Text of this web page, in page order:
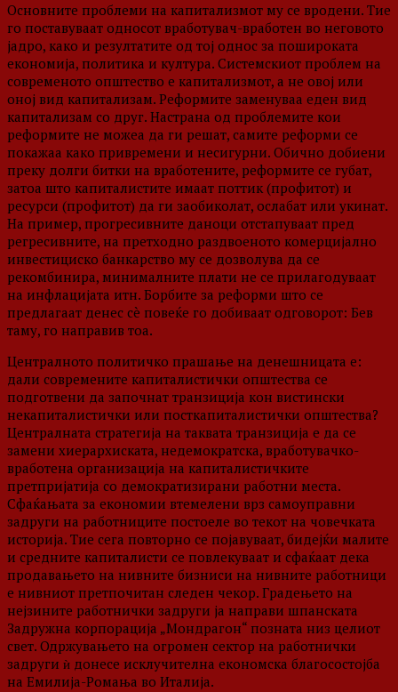
Основните проблеми на капитализмот му се вродени. Тие
го поставуваат односот вработувач-вработен во неговото
јадро, како и резултатите од тој однос за пошироката
економија, политика и култура. Системскиот проблем на
современото општество е капитализмот, а не овој или
оној вид капитализам. Реформите заменуваа еден вид
капитализам со друг. Настрана од проблемите кои
реформите не можеа да ги решат, самите реформи се
покажаа како привремени и несигурни. Обично добиени
преку долги битки на вработените, реформите се губат,
затоа што капиталистите имаат поттик (профитот) и
ресурси (профитот) да ги заобиколат, ослабат или укинат.
На пример, прогресивните даноци отстапуваат пред
регресивните, на претходно раздвоеното комерцијално
инвестициско банкарство му се дозволува да се
рекомбинира, минималните плати не се прилагодуваат
на инфлацијата итн. Борбите за реформи што се
предлагаат денес сè повеќе го добиваат одговорот: Бев
таму, го направив тоа.
Централното политичко прашање на денешницата е:
дали современите капиталистички општества се
подготвени да започнат транзиција кон вистински
некапиталистички или посткапиталистички општества?
Централната стратегија на таквата транзиција е да се
замени хиерархиската, недемократска, вработувачко-
вработена организација на капиталистичките
претпријатија со демократизирани работни места.
Сфаќањата за економии втемелени врз самоуправни
задруги на работниците постоеле во текот на човечката
историја. Тие сега повторно се појавуваат, бидејќи малите
и средните капиталисти се повлекуваат и сфаќаат дека
продавањето на нивните бизниси на нивните работници
е нивниот претпочитан следен чекор. Градењето на
нејзините работнички задруги ја направи шпанската
Задружна корпорација „Мондрагон“ позната низ целиот
свет. Одржувањето на огромен сектор на работнички
задруги ѝ донесе исклучителна економска благосостојба
на Емилија-Ромања во Италија.